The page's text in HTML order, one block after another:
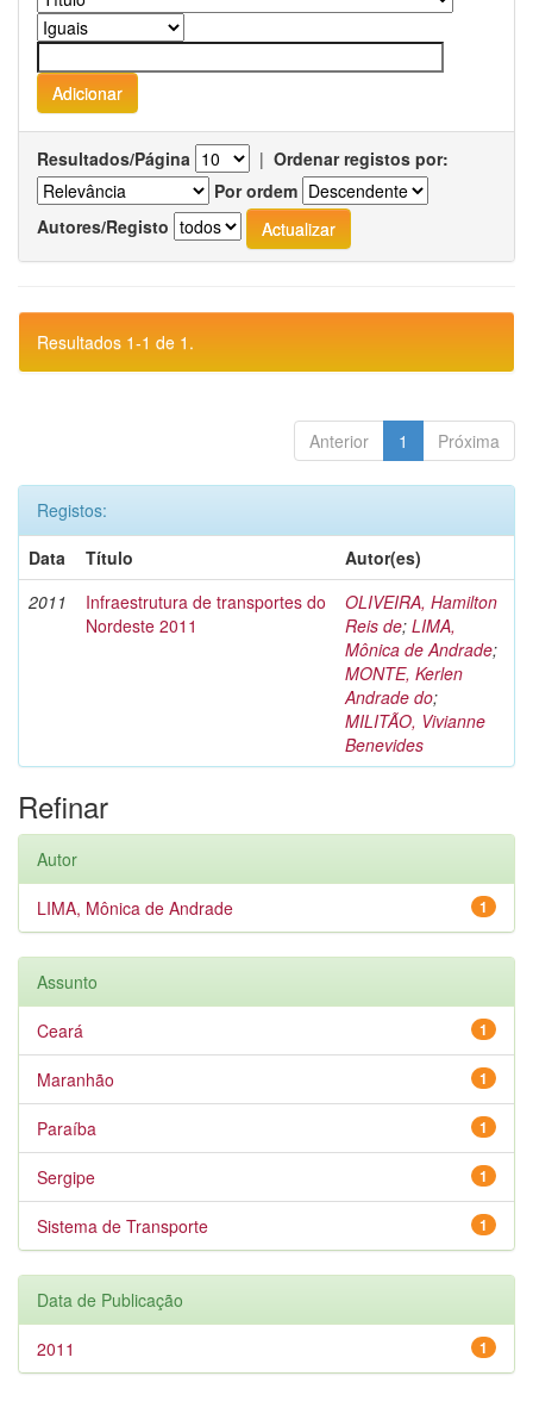
Resultados/Página | Ordenar registos por:
Por ordem
Autores/Registo
Resultados 1-1 de 1.
Anterior 1 Próxima
Registos:
Data
Título
Autor(es)
2011
Infraestrutura de transportes do
Nordeste 2011
OLIVEIRA, Hamilton
Reis de; LIMA,
Mônica de Andrade;
MONTE, Kerlen
Andrade do;
MILITÃO, Vivianne
Benevides
Refinar
Autor
1
LIMA, Mônica de Andrade
Assunto
1
Ceará
1
Maranhão
1
Paraíba
1
Sergipe
1
Sistema de Transporte
Data de Publicação
1
2011